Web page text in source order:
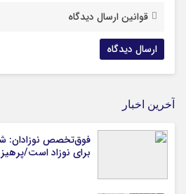
قوانین ارسال دیدگاه
آخرین اخبار
فوق‌تخصص نوزادان:
برای نوزاد است/